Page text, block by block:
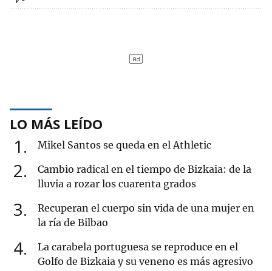
LO MÁS LEÍDO
1 Mikel Santos se queda en el Athletic
2
Cambio radical en el tiempo de Bizkaia: de la
lluvia a rozar los cuarenta grados
3
Recuperan el cuerpo sin vida de una mujer en
la ría de Bilbao
4
La carabela portuguesa se reproduce en el
Golfo de Bizkaia y su veneno es más agresivo